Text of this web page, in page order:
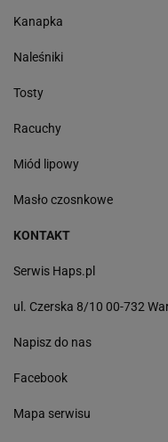
Kanapka
Naleśniki
Tosty
Racuchy
Miód lipowy
Masło czosnkowe
KONTAKT
Serwis Haps.pl
ul. Czerska 8/10 00-732
Napisz do nas
Facebook
Mapa serwisu